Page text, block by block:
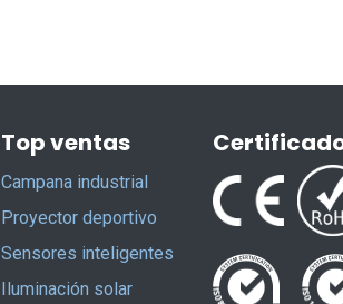
Top ventas
Campana industrial
Proyector deportivo
Sensores inteligentes
Iluminación solar